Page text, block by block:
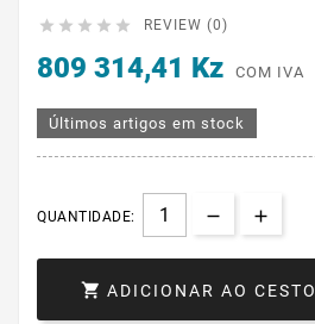
     REVIEW (0)
809 314,41 Kz COM IVA
Últimos artigos em stock
QUANTIDADE:
 ADICIONAR AO CESTO